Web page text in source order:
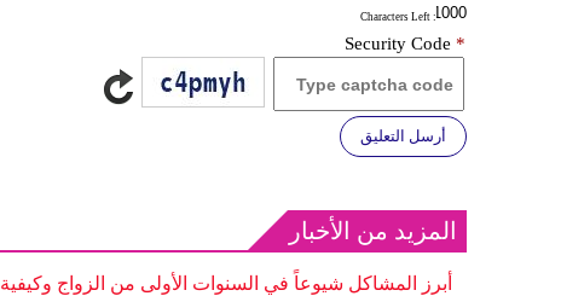
: Characters Left
Security Code *
أرسل التعليق
المزيد من الأخبار
أبرز المشاكل شيوعاً في السنوات الأولى من الزواج وكيفية